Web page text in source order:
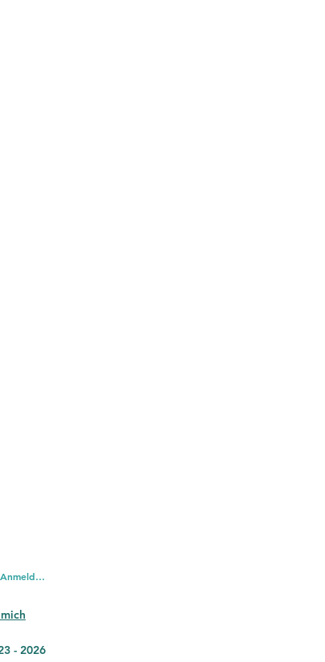
Anmelden
- 2026